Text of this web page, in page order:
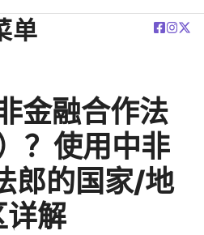
单
金融合作法
？使用中非
郎的国家/地
详解
Polski